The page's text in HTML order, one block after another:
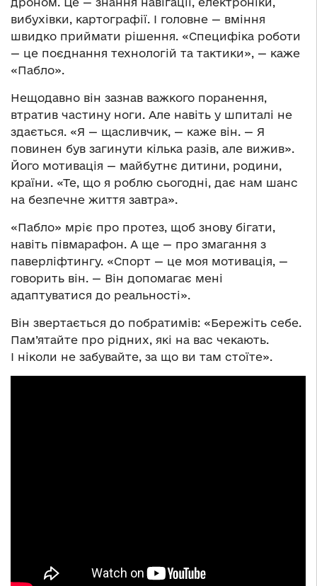
вибухівки, картографії. І головне — вміння
швидко приймати рішення. «Специфіка роботи
— це поєднання технологій та тактики», — каже
«Пабло».
Нещодавно він зазнав важкого поранення,
втратив частину ноги. Але навіть у шпиталі не
здається. «Я — щасливчик, — каже він. — Я
повинен був загинути кілька разів, але вижив».
Його мотивація — майбутнє дитини, родини,
країни. «Те, що я роблю сьогодні, дає нам шанс
на безпечне життя завтра».
«Пабло» мріє про протез, щоб знову бігати,
навіть півмарафон. А ще — про змагання з
паверліфтингу. «Спорт — це моя мотивація, —
говорить він. — Він допомагає мені
адаптуватися до реальності».
Він звертається до побратимів: «Бережіть себе.
Пам’ятайте про рідних, які на вас чекають.
І ніколи не забувайте, за що ви там стоїте».